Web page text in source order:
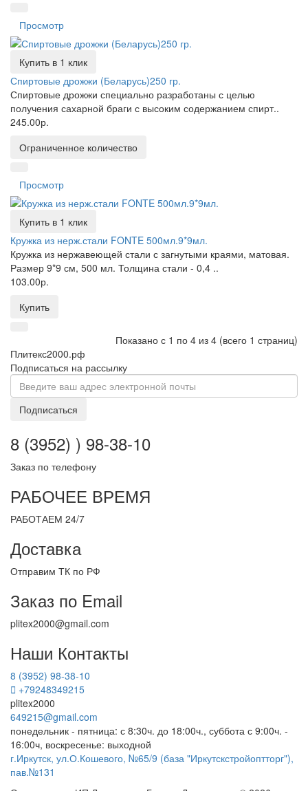
Просмотр
Купить в 1 клик
Спиртовые дрожжи (Беларусь)250 гр.
Спиртовые дрожжи специально разработаны с целью
получения сахарной браги с высоким содержанием спирт..
245.00р.
Ограниченное количество
Просмотр
Купить в 1 клик
Кружка из нерж.стали FONTE 500мл.9*9мл.
Кружка из нержавеющей стали с загнутыми краями, матовая.
Размер 9*9 см, 500 мл. Толщина стали - 0,4 ..
103.00р.
Купить
Показано с 1 по 4 из 4 (всего 1 страниц)
Плитекс2000.рф
Подписаться на рассылку
Подписаться
8 (3952) ) 98-38-10
Заказ по телефону
РАБОЧЕЕ ВРЕМЯ
РАБОТАЕМ 24/7
Доставка
Отправим ТК по РФ
Заказ по Email
plitex2000@gmail.com
Наши Контакты
8 (3952) 98-38-10
+79248349215
plitex2000
649215@gmail.com
понедельник - пятница: с 8:30ч. до 18:00ч., суббота с 9:00ч. -
16:00ч, воскресенье: выходной
г.Иркутск, ул.О.Кошевого, №65/9 (база "Иркутскстройоптторг"),
пав.№131